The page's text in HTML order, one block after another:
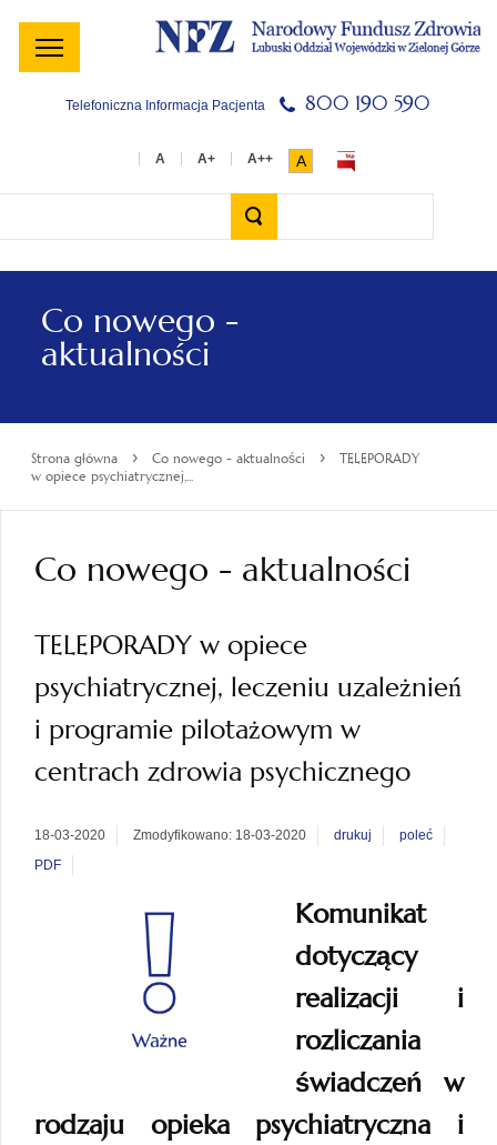
Menu
główne
Menu
lewe
Treść
główna
Szukaj
w
serwisie
Stopka
Telefoniczna Informacja Pacjenta 800 190 590
A
Co nowego -
aktualności
Strona główna › Co nowego - aktualności ›
TELEPORADY
w opiece psychiatrycznej,...
Co nowego - aktualności
TELEPORADY w opiece
psychiatrycznej, leczeniu uzależnień
i programie pilotażowym w
centrach zdrowia psychicznego
18-03-2020 Zmodyfikowano: 18-03-2020 drukuj
poleć
PDF
Komunikat
dotyczący
realizacji i
rozliczania
świadczeń w
rodzaju opieka psychiatryczna i